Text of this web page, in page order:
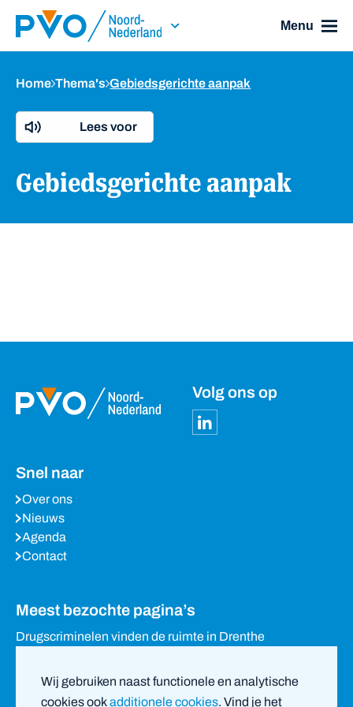
Wij gebruiken naast functionele en analytische
cookies ookadditionele cookies. Vind je het
Skip Navigation or Skip to Content
Menu
Home Thema's Gebiedsgerichte aanpak
Lees voor
Gebiedsgerichte aanpak
Volg ons op
Snel naar
Over ons
Nieuws
Agenda
Contact
Meest bezochte pagina’s
Drugscriminelen vinden de ruimte in Drenthe
Eigenaren loods in Holsloot verzetten zich tegen sluiting